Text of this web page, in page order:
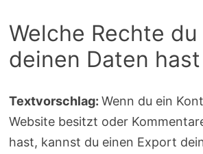
Welche Rechte du
deinen Daten hast
Textvorschlag:Wenn du ein
Website besitzt oder
hast, kannst du einen Export